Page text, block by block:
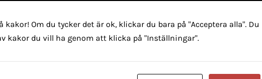
kakor! Om du tycker det är ok, klickar du bara på "Acceptera alla".
kakor du vill ha genom att klicka på "Inställningar".